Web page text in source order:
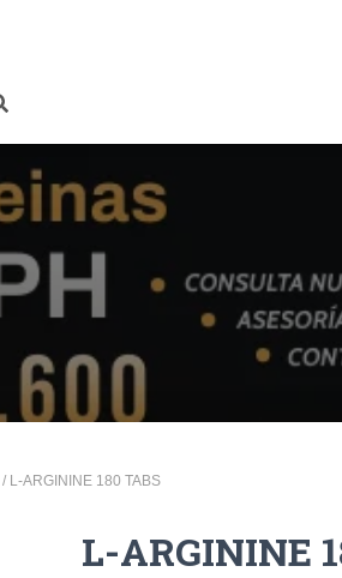
/ L-ARGININE 180 TABS
L-ARGININE